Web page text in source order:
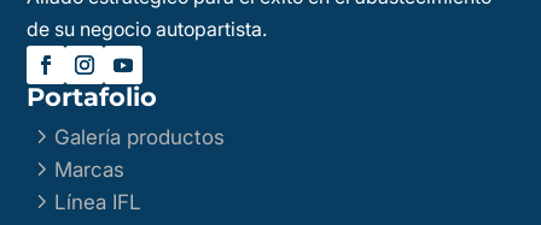
de su negocio autopartista.
Portafolio
5 Galería productos
5 Marcas
5 Línea IFL